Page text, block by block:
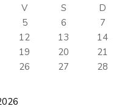
V S
D
5 6
7
12 13
14
19 20
21
26 27
28